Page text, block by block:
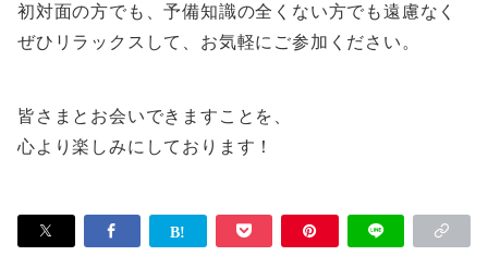
初対面の方でも、予備知識の全くない方でも遠慮なく
ぜひリラックスして、お気軽にご参加ください。
皆さまとお会いできますことを、
心より楽しみにしております！